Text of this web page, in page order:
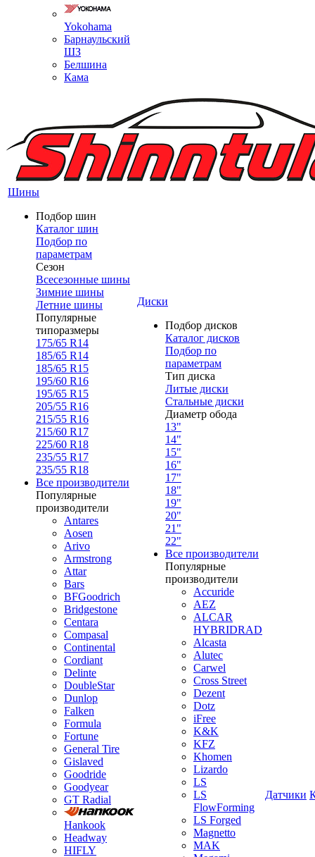
Yokohama
Барнаульский
ШЗ
Белшина
Кама
Шины
Подбор шин
Каталог шин
Подбор по
параметрам
Сезон
Всесезонные шины
Зимние шины
Летние шины
Популярные
типоразмеры
175/65 R14
185/65 R14
185/65 R15
195/60 R16
195/65 R15
205/55 R16
215/55 R16
215/60 R17
225/60 R18
235/55 R17
235/55 R18
Все производители
Популярные
производители
Antares
Aosen
Arivo
Armstrong
Attar
Bars
BFGoodrich
Bridgestone
Centara
Compasal
Continental
Cordiant
Delinte
DoubleStar
Dunlop
Falken
Formula
Fortune
General Tire
Gislaved
Goodride
Goodyear
GT Radial
Hankook
Headway
HIFLY
Диски
Подбор дисков
Каталог дисков
Подбор по
параметрам
Тип диска
Литые диски
Стальные диски
Диаметр обода
13"
14"
15"
16"
17"
18"
19"
20"
21"
22"
Все производители
Популярные
производители
Accuride
AEZ
ALCAR
HYBRIDRAD
Alcasta
Alutec
Carwel
Cross Street
Dezent
Dotz
iFree
K&K
KFZ
Khomen
Lizardo
LS
LS
FlowForming
LS Forged
Magnetto
MAK
Датчики